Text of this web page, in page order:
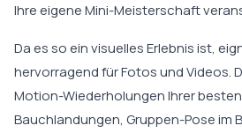
Ihre eigene Mini-Meisterschaft
Da es so ein visuelles Erlebnis ist,
hervorragend für Fotos und Videos.
Motion-Wiederholungen Ihrer
Bauchlandungen, Gruppen-Pose im